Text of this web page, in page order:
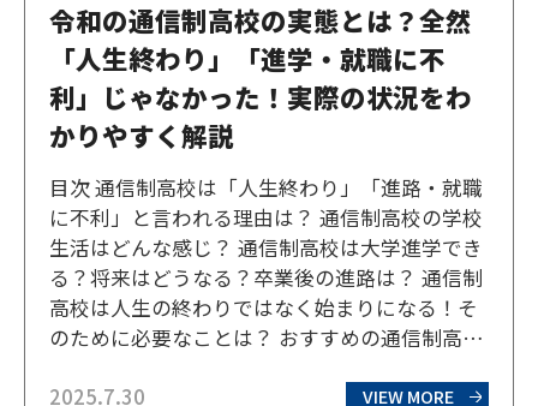
令和の通信制高校の実態とは？全然
「人生終わり」「進学・就職に不
利」じゃなかった！実際の状況をわ
かりやすく解説
目次 通信制高校は「人生終わり」「進路・就職
に不利」と言われる理由は？ 通信制高校の学校
生活はどんな感じ？ 通信制高校は大学進学でき
る？将来はどうなる？卒業後の進路は？ 通信制
高校は人生の終わりではなく始まりになる！そ
のために必要なことは？ おすすめの通信制高校
「進路・就職に不利」と言われる理由は？ 通信
2025.7.30 VIEW MORE